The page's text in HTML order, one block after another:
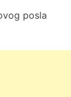
posla